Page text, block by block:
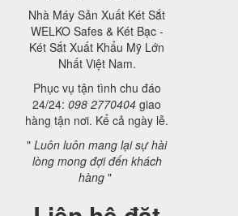
Nhà Máy Sản Xuất Két Sắt
WELKO Safes & Két Bạc -
Két Sắt Xuất Khẩu Mỹ Lớn
Nhất Việt Nam.
Phục vụ tận tình chu đáo
24/24: 098 2770404 giao
hàng tận nơi. Kể cả ngày lễ.
" Luôn luôn mang lại sự hài
lòng mong đợi đến khách
hàng "